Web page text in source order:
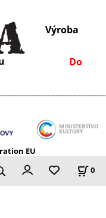
Výroba
nábytku Do
EU
0